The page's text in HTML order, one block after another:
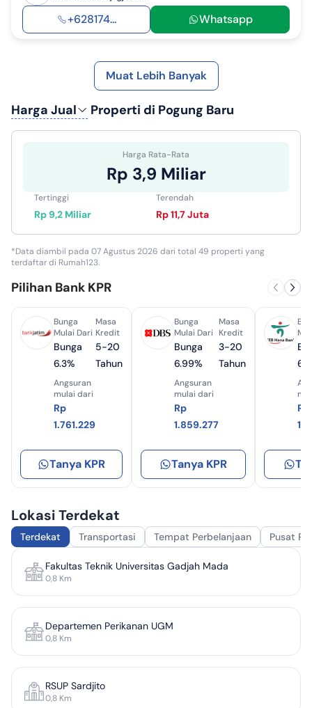
+628174... Whatsapp
Muat Lebih Banyak
Harga Jual Properti di Pogung Baru
Harga Rata-Rata
Rp 3,9 Miliar
Tertinggi
Rp 9,2 Miliar
Terendah
Rp 11,7 Juta
*Data diambil pada 07 Agustus 2026 dari total 49 properti yang
terdaftar di Rumah123.
Pilihan Bank KPR
Bunga
Mulai Dari
Bunga
6.3%
Angsuran
mulai dari
Rp
1.761.229
Masa
Kredit
5-20
Tahun
Tanya KPR
Bunga
Mulai Dari
Bunga
6.99%
Angsuran
mulai dari
Rp
1.859.277
Masa
Kredit
3-20
Tahun
Tanya KPR
Rp
Lokasi Terdekat
Terdekat Transportasi Tempat Perbelanjaan Pusat
Fakultas Teknik Universitas Gadjah Mada
0,8 Km
Departemen Perikanan UGM
0,8 Km
RSUP Sardjito
0,8 Km